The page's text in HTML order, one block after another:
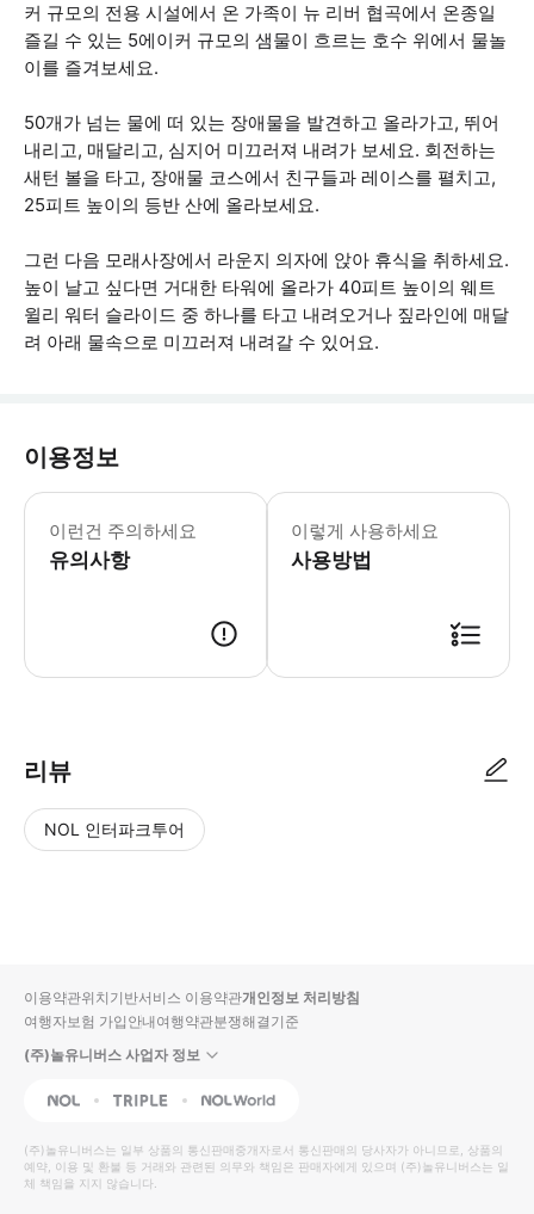
커 규모의 전용 시설에서 온 가족이 뉴 리버 협곡에서 온종일
즐길 수 있는 5에이커 규모의 샘물이 흐르는 호수 위에서 물놀
이를 즐겨보세요.
50개가 넘는 물에 떠 있는 장애물을 발견하고 올라가고, 뛰어
내리고, 매달리고, 심지어 미끄러져 내려가 보세요. 회전하는
새턴 볼을 타고, 장애물 코스에서 친구들과 레이스를 펼치고,
25피트 높이의 등반 산에 올라보세요.
그런 다음 모래사장에서 라운지 의자에 앉아 휴식을 취하세요.
높이 날고 싶다면 거대한 타워에 올라가 40피트 높이의 웨트
윌리 워터 슬라이드 중 하나를 타고 내려오거나 짚라인에 매달
려 아래 물속으로 미끄러져 내려갈 수 있어요.
이용정보
이런건 주의하세요
유의사항
티켓에는 오전 9시부터 오후 8시까지
이렇게 사용하세요
사용방법
리뷰
NOL 인터파크투어
입니
다.
높
은
순
동
영
상
순
상
이용약관위치기반서비스 이용약관개인정보 처리방침
여행자보험 가입안내여행약관분쟁해결기준
(주)놀유니버스 사업자 정보
NOL Triple Interpark Global
(주)놀유니버스는 일부 상품의 통신판매중개자로서 통신판매의 당사자가 아니므로, 상품의
예약, 이용 및 환불 등 거래와 관련된 의무와 책임은 판매자에게 있으며 (주)놀유니버스는 일
체 책임을 지지 않습니다.